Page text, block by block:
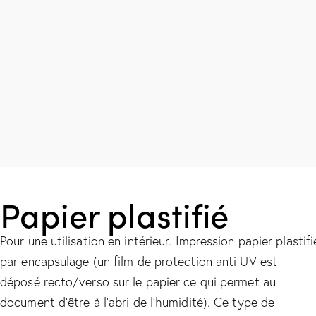
Papier plastifié
Pour une utilisation en intérieur. Impression papier
par encapsulage (un film de protection anti UV est
déposé recto/verso sur le papier ce qui permet au
document d’être à l’abri de l’humidité). Ce type de